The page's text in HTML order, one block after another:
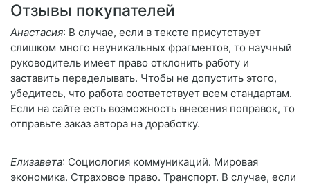
Отзывы покупателей
Анастасия: В случае, если в тексте присутствует
слишком много неуникальных фрагментов, то научный
руководитель имеет право отклонить работу и
заставить переделывать. Чтобы не допустить этого,
убедитесь, что работа соответствует всем стандартам.
Если на сайте есть возможность внесения поправок, то
отправьте заказ автора на доработку.
Елизавета: Социология коммуникаций. Мировая
экономика. Страховое право. Транспорт. В случае, если